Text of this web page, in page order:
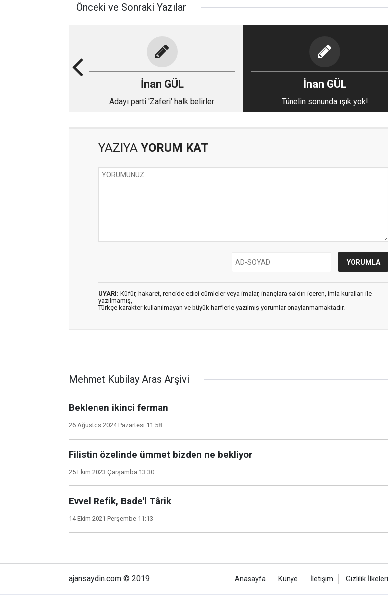
Önceki ve Sonraki Yazılar
İnan GÜL
Adayı parti 'Zaferi' halk belirler
İnan GÜL
Tünelin sonunda ışık yok!
YAZIYA YORUM KAT
UYARI: Küfür, hakaret, rencide edici cümleler veya imalar, inançlara saldırı içeren, imla kuralları ile
yazılmamış,
Türkçe karakter kullanılmayan ve büyük harflerle yazılmış yorumlar onaylanmamaktadır.
Mehmet Kubilay Aras Arşivi
Beklenen ikinci ferman
26 Ağustos 2024 Pazartesi 11:58
Filistin özelinde ümmet bizden ne bekliyor
25 Ekim 2023 Çarşamba 13:30
Evvel Refik, Bade'l Târik
14 Ekim 2021 Perşembe 11:13
ajansaydin.com © 2019 Anasayfa Künye İletişim Gizlilik İlkeleri